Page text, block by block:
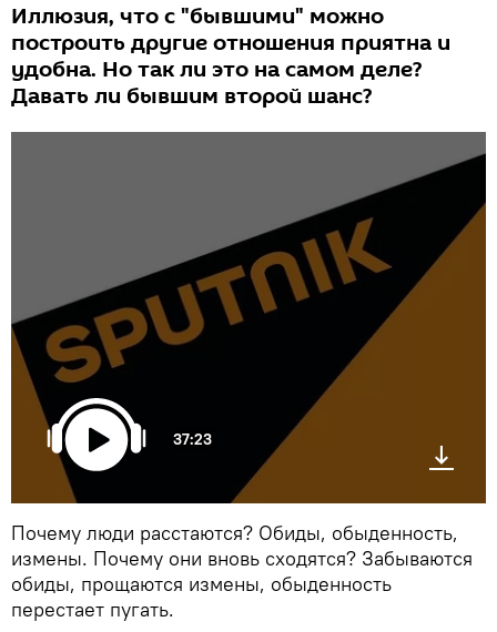
Иллюзия, что с "бывшими" можно
построить другие отношения приятна и
удобна. Но так ли это на самом деле?
Давать ли бывшим второй шанс?
37:23
Почему люди расстаются? Обиды, обыденность,
измены. Почему они вновь сходятся? Забываются
обиды, прощаются измены, обыденность
перестает пугать.